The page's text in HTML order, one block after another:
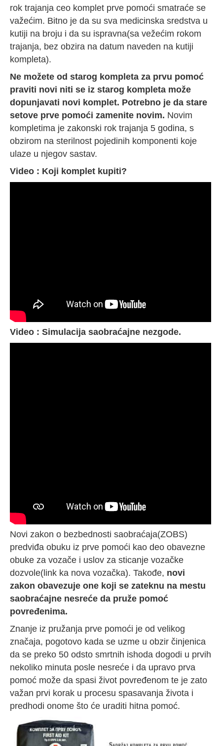
rok trajanja ceo komplet prve pomoći smatraće se
važećim. Bitno je da su sva medicinska sredstva u
kutiji na broju i da su ispravna(sa vežećim rokom
trajanja, bez obzira na datum naveden na kutiji
kompleta).
Ne možete od starog kompleta za prvu pomoć
praviti novi niti se iz starog kompleta može
dopunjavati novi komplet. Potrebno je da stare
setove prve pomoći zamenite novim. Novim
kompletima je zakonski rok trajanja 5 godina, s
obzirom na sterilnost pojedinih komponenti koje
ulaze u njegov sastav.
Video : Koji komplet kupiti?
Video : Simulacija saobraćajne nezgode.
Novi zakon o bezbednosti saobraćaja(ZOBS)
predviđa obuku iz prve pomoći kao deo obavezne
obuke za vozače i uslov za sticanje vozačke
dozvole(link ka nova vozačka). Takođe, novi
zakon obavezuje one koji se zateknu na mestu
saobraćajne nesreće da pruže pomoć
povređenima.
Znanje iz pružanja prve pomoći je od velikog
značaja, pogotovo kada se uzme u obzir činjenica
da se preko 50 odsto smrtnih ishoda dogodi u prvih
nekoliko minuta posle nesreće i da upravo prva
pomoć može da spasi život povređenom te je zato
važan prvi korak u procesu spasavanja života i
predhodi onome što će uraditi hitna pomoć.